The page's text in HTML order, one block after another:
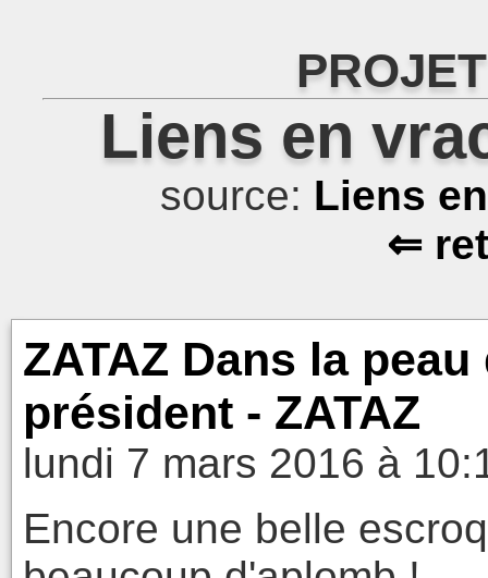
Liens en
source: Liens
⇐
ZATAZ Dans la
président - ZATAZ
lundi 7 mars 2016 à
Encore une belle